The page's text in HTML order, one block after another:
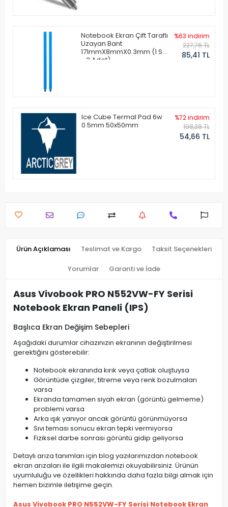
Notebook Ekran Çift Taraflı
Uzayan Bant
171mmX8mmX0.3mm (1 Set
- 2 Adet)
%63 indirim
227,76 TL
85,41 TL
Ice Cube Termal Pad 6w
0.5mm 50x50mm
%72 indirim
198,38 TL
54,66 TL
Ürün Açıklaması Teslimat ve Kargo Taksit Seçenekleri
Yorumlar Garanti ve İade
Asus Vivobook PRO N552VW-FY Serisi
Notebook Ekran Paneli (IPS)
Başlıca Ekran Değişim Sebepleri
Aşağıdaki durumlar cihazınızın ekranının değiştirilmesi
gerektiğini gösterebilir:
Notebook ekranında kırık veya çatlak oluştuysa
Görüntüde çizgiler, titreme veya renk bozulmaları
varsa
Ekranda tamamen siyah ekran (görüntü gelmeme)
problemi varsa
Arka ışık yanıyor ancak görüntü görünmüyorsa
Sıvı teması sonucu ekran tepki vermiyorsa
Fiziksel darbe sonrası görüntü gidip geliyorsa
Detaylı arıza tanımları için blog yazılarımızdan notebook
ekran arızaları ile ilgili makalemizi okuyabilirsiniz. Ürünün
uyumluluğu ve özellikleri hakkında daha fazla bilgi almak için
hemen bizimle iletişime geçin.
Asus Vivobook PRO N552VW-FY Serisi Notebook Ekran